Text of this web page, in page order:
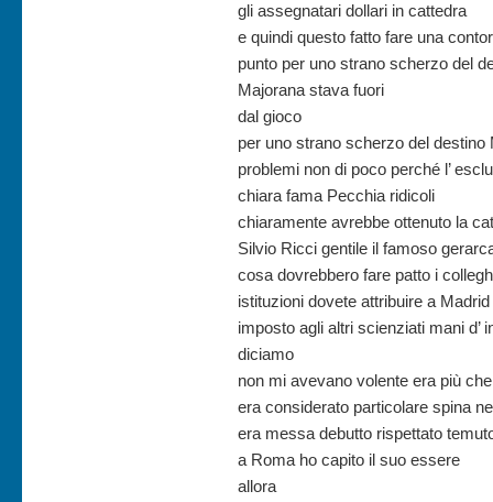
gli assegnatari dollari in cattedra
e quindi questo fatto fare una
punto per uno strano scherzo del
Majorana stava fuori
dal gioco
per uno strano scherzo del
problemi non di poco perché l’
chiara fama Pecchia ridicoli
chiaramente avrebbe ottenuto la
Silvio Ricci gentile il famoso
cosa dovrebbero fare patto i
istituzioni dovete attribuire a
imposto agli altri scienziati mani d’
diciamo
non mi avevano volente era più
era considerato particolare spina
era messa debutto rispettato
a Roma ho capito il suo essere
allora